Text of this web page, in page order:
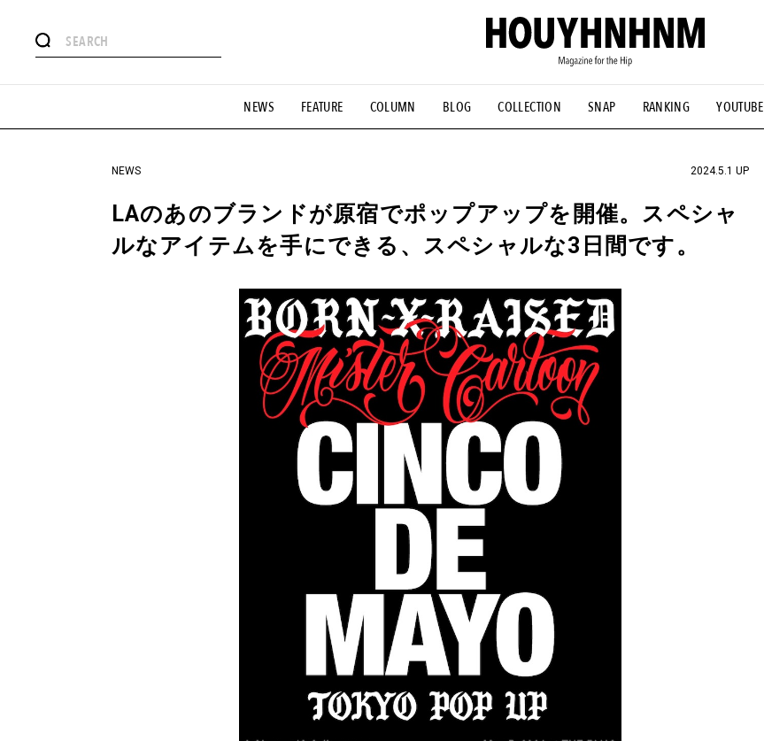
NEWS FEATURE COLUMN BLOG COLLECTION SNAP RANKING YOUTUBE
#憧れの逸品 #ESSENTIAL DESIGNS #古着サミット #NEW VINTAGE #マイナーグッド図鑑
#GH 銘品の所以 #フイナムのYouTube #Commune H #FOCUS IT #AH.H #ととけん #FASHION #MUSIC
#HANDSOME HANDBOOK
NEWS 2024.5.1 UP
LAのあのブランドが原宿でポップアップを開催。スペシャ
ルなアイテムを手にできる、スペシャルな3日間です。